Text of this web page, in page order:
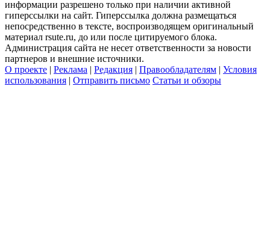
информации разрешено только при наличии активной
гиперссылки на сайт. Гиперссылка должна размещаться
непосредственно в тексте, воспроизводящем оригинальный
материал rsute.ru, до или после цитируемого блока.
Администрация сайта не несет ответственности за новости
партнеров и внешние источники.
О проекте | Реклама | Редакция | Правообладателям | Условия
использования | Отправить письмо Статьи и обзоры